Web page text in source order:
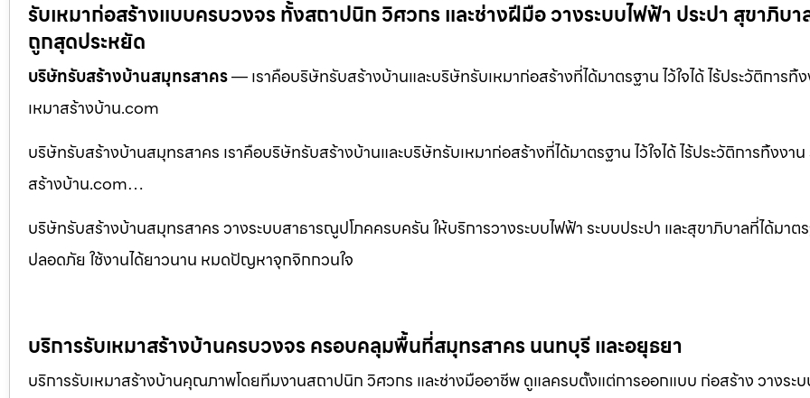
รับเหมาก่อสร้างแบบครบวงจร ทั้งสถาปนิก วิศวกร และช่างฝีมือ วางระบบไฟฟ้า ประปา สุขาภิบา
ถูกสุดประหยัด
บริษัทรับสร้างบ้านสมุทรสาคร— เราคือบริษัทรับสร้างบ้านและบริษัทรับเหมาก่อสร้างที่ได้มาตรฐาน ไว้ใจได้ ไร้ประวัติการทิ้
เหมาสร้างบ้าน.com
บริษัทรับสร้างบ้านสมุทรสาคร เราคือบริษัทรับสร้างบ้านและบริษัทรับเหมาก่อสร้างที่ได้มาตรฐาน ไว้ใจได้ ไร้ประวัติการทิ้งงาน
สร้างบ้าน.com…
บริษัทรับสร้างบ้านสมุทรสาคร วางระบบสาธารณูปโภคครบครัน ให้บริการวางระบบไฟฟ้า ระบบประปา และสุขาภิบาลที่ได้มาต
ปลอดภัย ใช้งานได้ยาวนาน หมดปัญหาจุกจิกกวนใจ
บริการรับเหมาสร้างบ้านครบวงจร ครอบคลุมพื้นที่สมุทรสาคร นนทบุรี และอยุธยา
บริการรับเหมาสร้างบ้านคุณภาพโดยทีมงานสถาปนิก วิศวกร และช่างมืออาชีพ ดูแลครบตั้งแต่การออกแบบ ก่อสร้าง วางระบ